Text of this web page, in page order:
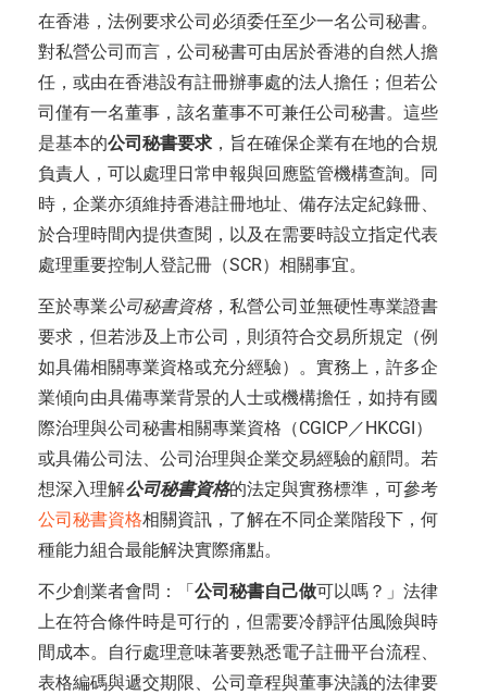
在香港，法例要求公司必須委任至少一名公司秘書。
對私營公司而言，公司秘書可由居於香港的自然人擔
任，或由在香港設有註冊辦事處的法人擔任；但若公
司僅有一名董事，該名董事不可兼任公司秘書。這些
是基本的公司秘書要求 ，旨在確保企業有在地的合規
負責人，可以處理日常申報與回應監管機構查詢。同
時，企業亦須維持香港註冊地址、備存法定紀錄冊、
於合理時間內提供查閱，以及在需要時設立指定代表
處理重要控制人登記冊（SCR）相關事宜。
至於專業公司秘書資格，私營公司並無硬性專業證書
要求，但若涉及上市公司，則須符合交易所規定（例
如具備相關專業資格或充分經驗）。實務上，許多企
業傾向由具備專業背景的人士或機構擔任，如持有國
際治理與公司秘書相關專業資格（CGICP／HKCGI）
或具備公司法、公司治理與企業交易經驗的顧問。若
想深入理解公司秘書資格的法定與實務標準，可參考
公司秘書資格相關資訊，了解在不同企業階段下，何
種能力組合最能解決實際痛點。
不少創業者會問：「公司秘書自己做可以嗎？」法律
上在符合條件時是可行的，但需要冷靜評估風險與時
間成本。自行處理意味著要熟悉電子註冊平台流程、
表格編碼與遞交期限、公司章程與董事決議的法律要